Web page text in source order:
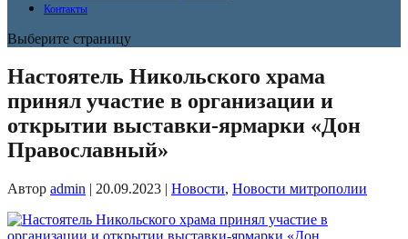
Контакты
Выберите страницу
Настоятель Никольского храма
принял участие в организации и
открытии выставки-ярмарки «Дон
Православный»
Автор admin | 20.09.2023 | Новости, Новости митрополии